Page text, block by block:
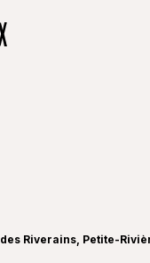
Riverains, Petite-